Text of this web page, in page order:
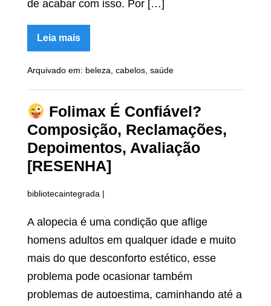
de acabar com isso. Por […]
Leia mais
100Queda
Confiável?
Avaliação,
Usar,
Valor
[RESENHA]
Arquivado em: beleza cabelos saúde
Folimax É Confiável?
Composição, Reclamações,
Depoimentos, Avaliação
[RESENHA]
bibliotecaintegrada |
A alopecia é uma condição que aflige
homens adultos em qualquer idade e muito
mais do que desconforto estético, esse
problema pode ocasionar também
problemas de autoestima, caminhando até a